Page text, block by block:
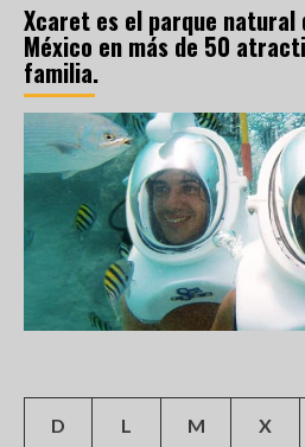
Xcaret es el parque natural
México en más de 50
familia.
D L M X